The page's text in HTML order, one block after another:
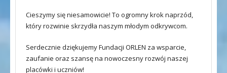
Cieszymy się niesamowicie! To ogromny krok naprzód,
który rozwinie skrzydła naszym młodym odkrywcom.
Serdecznie dziękujemy Fundacji ORLEN za wsparcie,
zaufanie oraz szansę na nowoczesny rozwój naszej
placówki i uczniów!